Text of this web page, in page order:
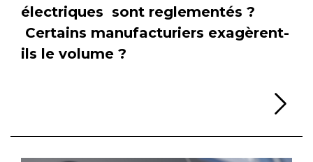
électriques sont reglementés ?
Certains manufacturiers exagèrent-
ils le volume ?